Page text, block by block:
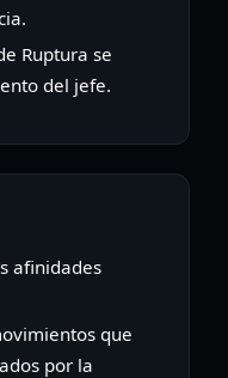
Ruptura se
del jefe.
afinidades
que
por la